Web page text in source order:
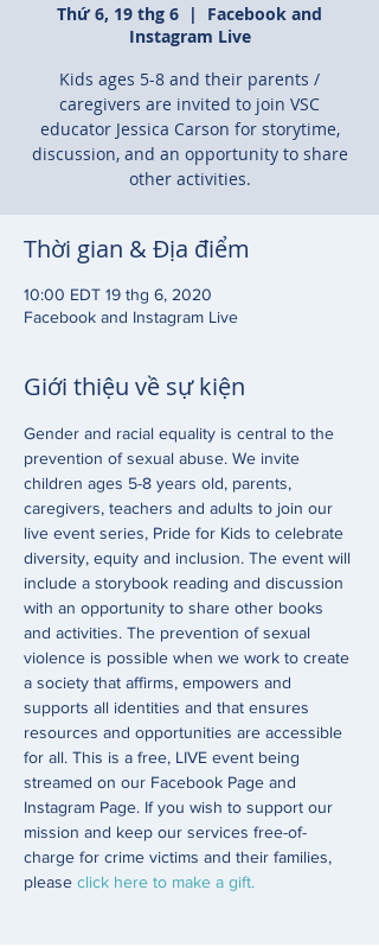
Thứ 6, 19 thg 6
  |
Facebook and
Instagram Live
Kids ages 5-8 and their parents /
caregivers are invited to join VSC
educator Jessica Carson for storytime,
discussion, and an opportunity to share
other activities.
Thời gian & Địa điểm
10:00 EDT 19 thg 6, 2020
Facebook and Instagram Live
Giới thiệu về sự kiện
Gender and racial equality is central to the
prevention of sexual abuse. We invite
children ages 5-8 years old, parents,
caregivers, teachers and adults to join our
live event series, Pride for Kids to celebrate
diversity, equity and inclusion. The event will
include a storybook reading and discussion
with an opportunity to share other books
and activities. The prevention of sexual
violence is possible when we work to create
a society that affirms, empowers and
supports all identities and that ensures
resources and opportunities are accessible
for all. This is a free, LIVE event being
streamed on our Facebook Page and
Instagram Page. If you wish to support our
mission and keep our services free-of-
charge for crime victims and their families,
please click here to make a gift.